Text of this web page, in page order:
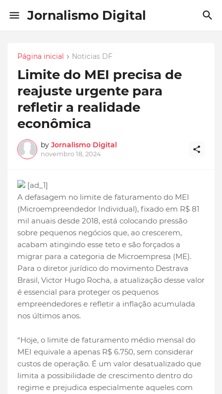
Jornalismo Digital
Página inicial Noticias DF
Limite do MEI precisa de
reajuste urgente para
refletir a realidade
econômica
by Jornalismo Digital
novembro 18, 2024
[ad_1]
A defasagem no limite de faturamento do MEI
(Microempreendedor Individual), fixado em R$ 81
mil anuais desde 2018, está colocando pressão
sobre pequenos negócios que, ao crescerem,
acabam atingindo esse teto e são forçados a
migrar para a categoria de Microempresa (ME).
Para o diretor jurídico do movimento Destrava
Brasil, Victor Hugo Rocha, a atualização desse valor
é essencial para proteger os pequenos
empreendedores e refletir a inflação acumulada
nos últimos anos.
“Hoje, o limite de faturamento médio mensal do
MEI equivale a apenas R$ 6.750, sem considerar
custos de operação. É um valor desatualizado que
limita a possibilidade de crescimento dentro do
regime e prejudica especialmente aqueles com